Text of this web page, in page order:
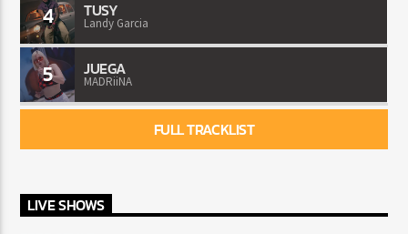
4 TUSY
Landy Garcia
5 JUEGA
MADRiiNA
FULL TRACKLIST
LIVE SHOWS